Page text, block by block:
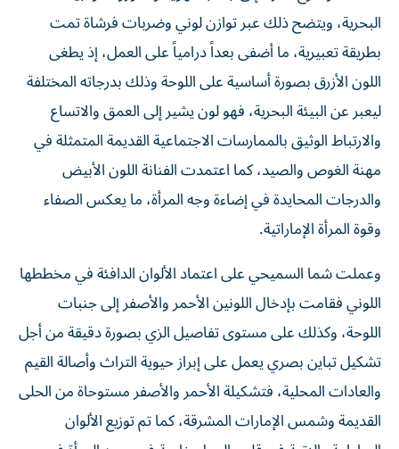
البحرية، ويتضح ذلك عبر توازن لوني وضربات فرشاة تمت
بطريقة تعبيرية، ما أضفى بعداً درامياً على العمل، إذ يطغى
اللون الأزرق بصورة أساسية على اللوحة وذلك بدرجاته المختلفة
ليعبر عن البيئة البحرية، فهو لون يشير إلى العمق والاتساع
والارتباط الوثيق بالممارسات الاجتماعية القديمة المتمثلة في
مهنة الغوص والصيد، كما اعتمدت الفنانة اللون الأبيض
والدرجات المحايدة في إضاءة وجه المرأة، ما يعكس الصفاء
وقوة المرأة الإماراتية.
وعملت شما السميحي على اعتماد الألوان الدافئة في مخططها
اللوني فقامت بإدخال اللونين الأحمر والأصفر إلى جنبات
اللوحة، وكذلك على مستوى تفاصيل الزي بصورة دقيقة من أجل
تشكيل تباين بصري يعمل على إبراز حيوية التراث وأصالة القيم
والعادات المحلية، فتشكيلة الأحمر والأصفر مستوحاة من الحلى
القديمة وشمس الإمارات المشرقة، كما تم توزيع الألوان